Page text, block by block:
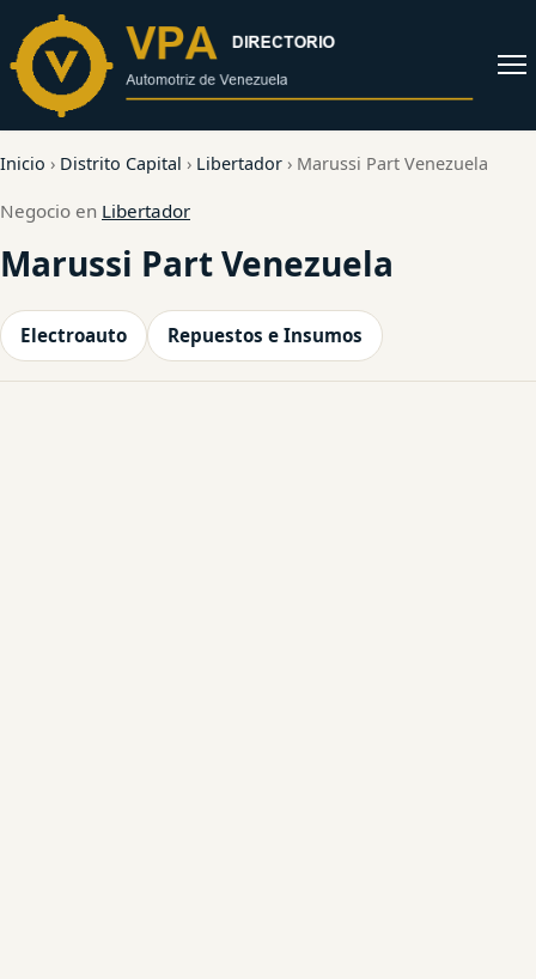
contenido
Abrir
Inicio › Distrito Capital › Libertador › Marussi Part Venezuela
Negocio en Libertador
Marussi Part Venezuela
Electroauto Repuestos e Insumos